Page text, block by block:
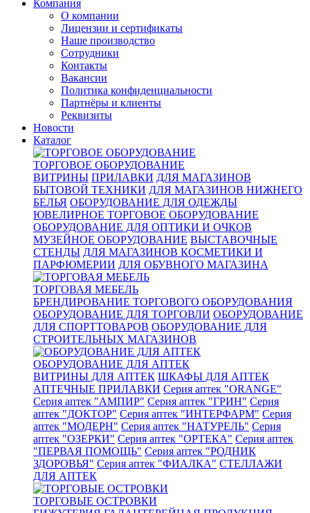
Компания
О компании
Лицензии и сертификаты
Наше производство
Сотрудники
Контакты
Вакансии
Политика конфиденциальности
Партнёры и клиенты
Реквизиты
Новости
Каталог
ТОРГОВОЕ ОБОРУДОВАНИЕ
ВИТРИНЫ ПРИЛАВКИ ДЛЯ МАГАЗИНОВ
БЫТОВОЙ ТЕХНИКИ ДЛЯ МАГАЗИНОВ НИЖНЕГО
БЕЛЬЯ ОБОРУДОВАНИЕ ДЛЯ ОДЕЖДЫ
ЮВЕЛИРНОЕ ТОРГОВОЕ ОБОРУДОВАНИЕ
ОБОРУДОВАНИЕ ДЛЯ ОПТИКИ И ОЧКОВ
МУЗЕЙНОЕ ОБОРУДОВАНИЕ ВЫСТАВОЧНЫЕ
СТЕНДЫ ДЛЯ МАГАЗИНОВ КОСМЕТИКИ И
ПАРФЮМЕРИИ ДЛЯ ОБУВНОГО МАГАЗИНА
ТОРГОВАЯ МЕБЕЛЬ
БРЕНДИРОВАНИЕ ТОРГОВОГО ОБОРУДОВАНИЯ
ОБОРУДОВАНИЕ ДЛЯ ТОРГОВЛИ ОБОРУДОВАНИЕ
ДЛЯ СПОРТТОВАРОВ ОБОРУДОВАНИЕ ДЛЯ
СТРОИТЕЛЬНЫХ МАГАЗИНОВ
ОБОРУДОВАНИЕ ДЛЯ АПТЕК
ВИТРИНЫ ДЛЯ АПТЕК ШКАФЫ ДЛЯ АПТЕК
АПТЕЧНЫЕ ПРИЛАВКИ Серия аптек "ORANGE"
Серия аптек "АМПИР" Серия аптек "ГРИН" Серия
аптек "ДОКТОР" Серия аптек "ИНТЕРФАРМ" Серия
аптек "МОДЕРН" Серия аптек "НАТУРЕЛЬ" Серия
аптек "ОЗЕРКИ" Серия аптек "ОРТЕКА" Серия аптек
"ПЕРВАЯ ПОМОЩЬ" Серия аптек "РОДНИК
ЗДОРОВЬЯ" Серия аптек "ФИАЛКА" СТЕЛЛАЖИ
ДЛЯ АПТЕК
ТОРГОВЫЕ ОСТРОВКИ